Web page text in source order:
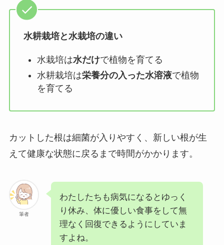
水耕栽培と水栽培の違い
水栽培は水だけで植物を育てる
水耕栽培は栄養分の入った水溶液で植物
を育てる
カットした根は細菌が入りやすく、新しい根が生
えて健康な状態に戻るまで時間がかかります。
筆者
わたしたちも病気になるとゆっく
り休み、体に優しい食事をして無
理なく回復できるようにしていま
すよね。